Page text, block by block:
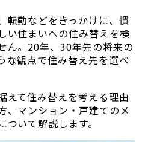
転勤などをきっかけに、慣
い住まいへの住み替えを検
ん。20年、30年先の将来の
な観点で住み替え先を選べ
えて住み替えを考える理由
、マンション・戸建てのメ
いて解説します。